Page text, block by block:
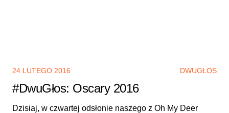
24 LUTEGO 2016 DWUGŁOS
#DwuGłos: Oscary 2016
Dzisiaj, w czwartej odsłonie naszego z Oh My Deer